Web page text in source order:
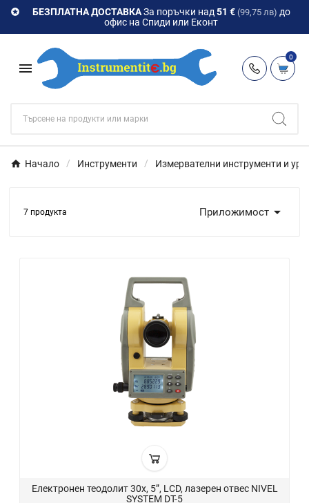
 БЕЗПЛАТНА ДОСТАВКАЗа поръчки над 51 € (99,75 лв) до
офис на Спиди или Еконт

0
Начало Инструменти Измервателни инструменти и
7 продукта Приложимост 
Електронен теодолит 30x, 5”, LCD, лазерен отвес NIVEL
SYSTEM DT-5